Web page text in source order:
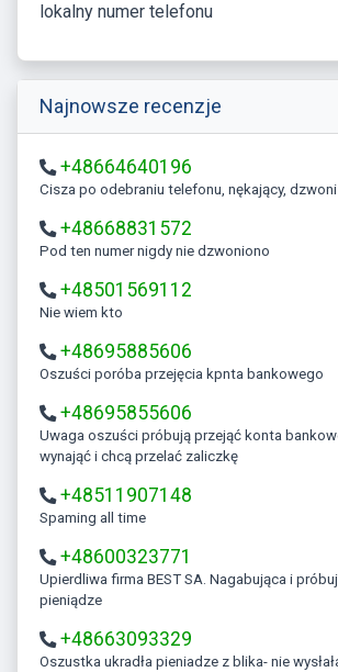
lokalny numer telefonu
Najnowsze recenzje
+48664640196
Cisza po odebraniu telefonu, nękający,
+48668831572
Pod ten numer nigdy nie dzwoniono
+48501569112
Nie wiem kto
+48695885606
Oszuści poróba przejęcia kpnta bankowego
+48695855606
Uwaga oszuści próbują przejąć konta bankowe. Chcą coś kupić
wynająć i chcą przelać zaliczkę
+48511907148
Spaming all time
+48600323771
Upierdliwa firma BEST SA. Nagabująca i próbująca wyłudzać
pieniądze
+48663093329
Oszustka ukradła pieniadze z blika- nie